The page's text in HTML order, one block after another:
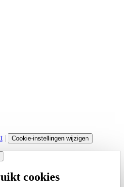
| Cookie-instellingen wijzigen
cookies